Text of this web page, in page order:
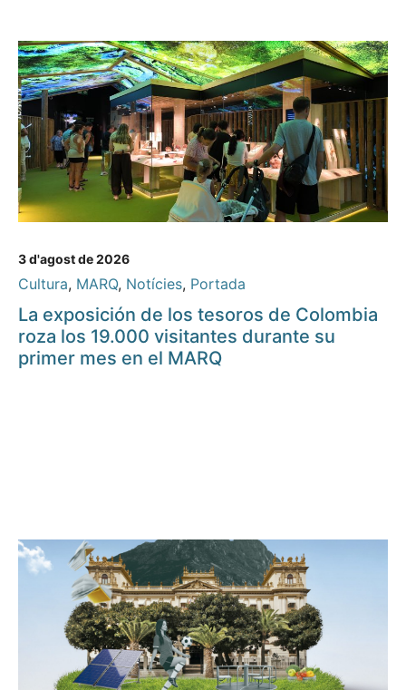
3 d'agost de 2026
Cultura, MARQ, Notícies, Portada
La exposición de los tesoros de Colombia
roza los 19.000 visitantes durante su
primer mes en el MARQ